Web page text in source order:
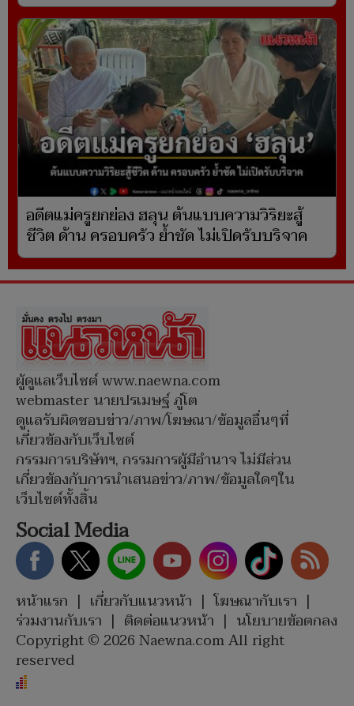
อดีตแม่ครูยกย่อง ฮลุน ต้นแบบความวิริยะสู้
ชีวิต ด้าน ครอบครัว ย้ำชัด ไม่เปิดรับบริจาค
ผู้ดูแลเว็บไซต์ www.naewna.com
webmaster นายปรเมษฐ์ ภู่โต
ดูแลรับผิดชอบข่าว/ภาพ/โฆษณา/ข้อมูลอื่นๆที่
เกี่ยวข้องกับเว็บไซต์
กรรมการบริษัทฯ, กรรมการผู้มีอำนาจ ไม่มีส่วน
เกี่ยวข้องกับการนำเสนอข่าว/ภาพ/ข้อมูลใดๆใน
เว็บไซต์ทั้งสิ้น
Social Media
หน้าแรก | เกี่ยวกับแนวหน้า | โฆษณากับเรา |
ร่วมงานกับเรา | ติดต่อแนวหน้า | นโยบายข้อตกลง
Copyright © 2026 Naewna.com All right
reserved